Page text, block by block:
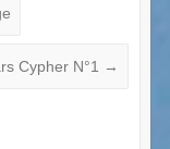
Cypher N°1 →